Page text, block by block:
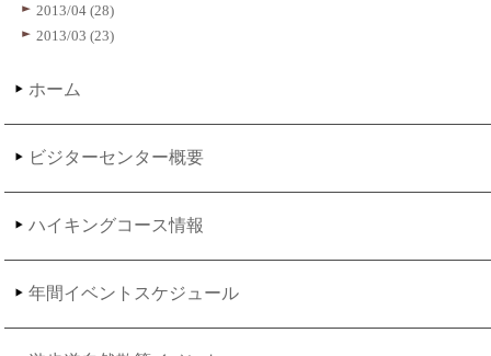
2013/04 (28)
2013/03 (23)
ホーム
ビジターセンター概要
ハイキングコース情報
年間イベントスケジュール